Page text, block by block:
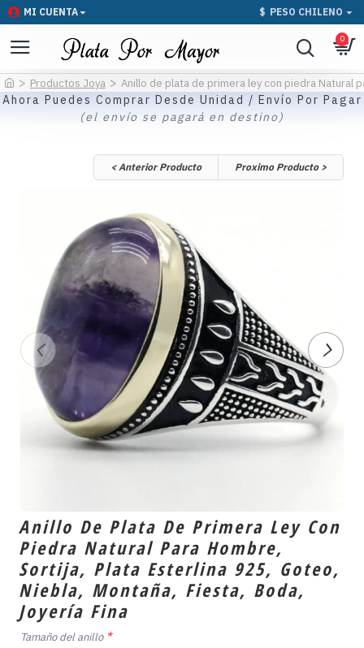
MI CUENTA $ PESO CHILENO
0
Productos Joya Anillo de plata de primera ley con piedra Natural
Ahora Puedes Comprar Desde Unidad / Envío Por Pagar
(el envío se pagará en destino)
< Anterior Producto Proximo Producto >
Anillo De Plata De Primera Ley Con
Piedra Natural Para Hombre,
Sortija, Plata Esterlina 925, Goteo,
Niebla, Montaña, Fiesta, Boda,
Joyería Fina
Tamaño del anillo